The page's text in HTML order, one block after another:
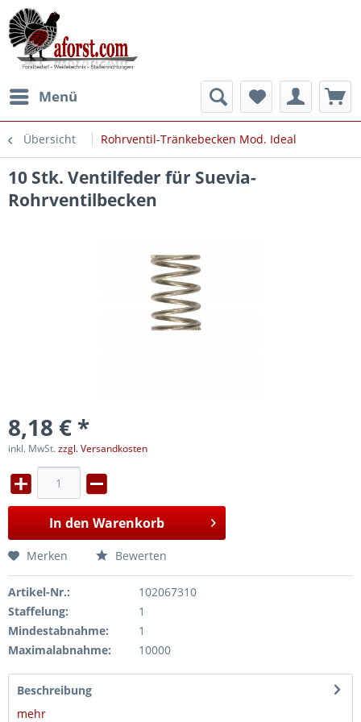
Menü
Übersicht Rohrventil-Tränkebecken Mod. Ideal
10 Stk. Ventilfeder für Suevia-
Rohrventilbecken
8,18 € *
inkl. MwSt.zzgl. Versandkosten
In den Warenkorb
Merken Bewerten
Artikel-Nr.:
102067310
Staffelung:
1
Mindestabnahme:
1
Maximalabnahme:
10000
Beschreibung
mehr